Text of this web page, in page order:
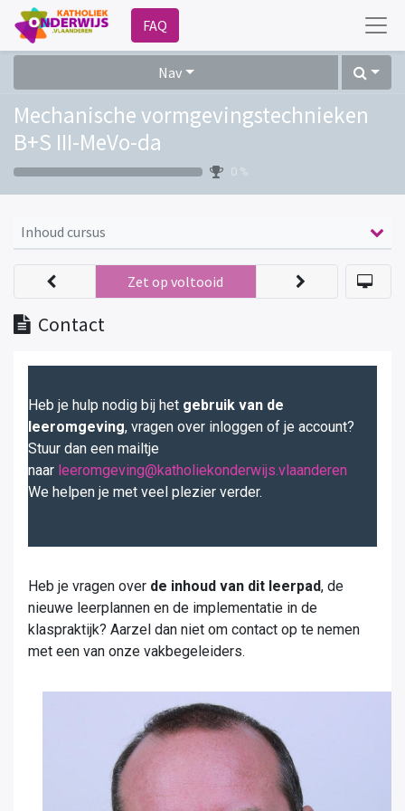
FAQ
Nav
Mechanische vormgevingstechnieken
B+S III-MeVo-da
0 %
Inhoud cursus
Contact
Zet op voltooid
Heb je hulp nodig bij het gebruik van de
leeromgeving, vragen over inloggen of je account?
Stuur dan een mailtje
naar leeromgeving@katholiekonderwijs.vlaanderen
We helpen je met veel plezier verder.
Heb je vragen over de inhoud van dit leerpad, de
nieuwe leerplannen en de implementatie in de
klaspraktijk? Aarzel dan niet om contact op te nemen
met een van onze vakbegeleiders.